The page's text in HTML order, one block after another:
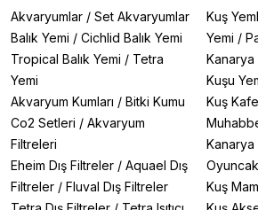
Akvaryumlar / Set Akvaryumlar
Balık Yemi / Cichlid Balık Yemi
Tropical Balık Yemi / Tetra
Yemi
Akvaryum Kumları / Bitki Kumu
Co2 Setleri / Akvaryum
Filtreleri
Eheim Dış Filtreler / Aquael Dış
Filtreler / Fluval Dış Filtreler
Kuş
Yemi /
Kanarya
Kuşu
Kuş
Kanarya
Kuş